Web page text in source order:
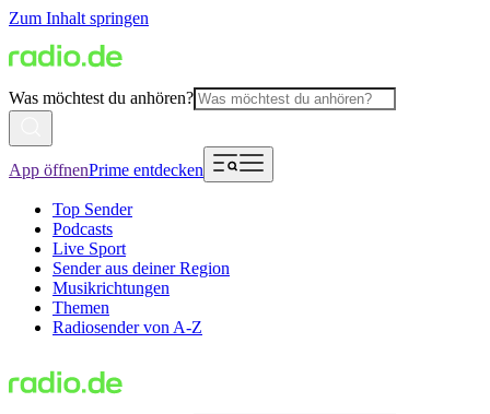
Zum Inhalt springen
Was möchtest du anhören?
App öffnenPrime entdecken
Top Sender
Podcasts
Live Sport
Sender aus deiner Region
Musikrichtungen
Themen
Radiosender von A-Z